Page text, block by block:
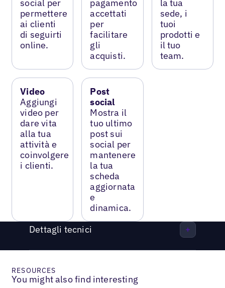
social per
permettere
ai clienti
di seguirti
online.
pagamento
accettati
per
facilitare
gli
acquisti.
la tua
sede, i
tuoi
prodotti e
il tuo
team.
Video
Aggiungi
video per
dare vita
alla tua
attività e
coinvolgere
i clienti.
Post
social
Mostra il
tuo ultimo
post sui
social per
mantenere
la tua
scheda
aggiornata
e
dinamica.
Dettagli tecnici
RESOURCES
You might also find interesting